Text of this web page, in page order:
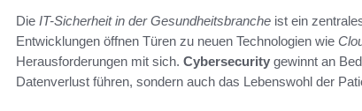
Die IT-Sicherheit in der Gesundheitsbranche ist ein
Entwicklungen öffnen Türen zu neuen Technologien wie
Herausforderungen mit sich. Cybersecurity gewinnt an
Datenverlust führen, sondern auch das Lebenswohl der